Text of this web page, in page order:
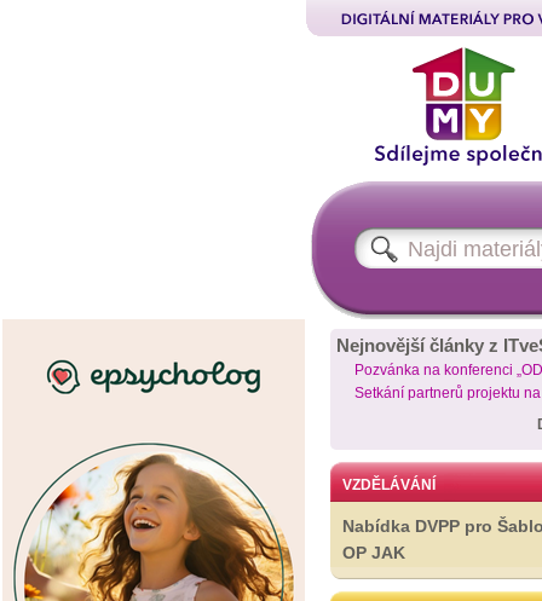
Nejnovější články z
Pozvánka na konferenci
Setkání partnerů projektu
VZDĚLÁVÁNÍ
Nabídka DVPP pro
OP JAK